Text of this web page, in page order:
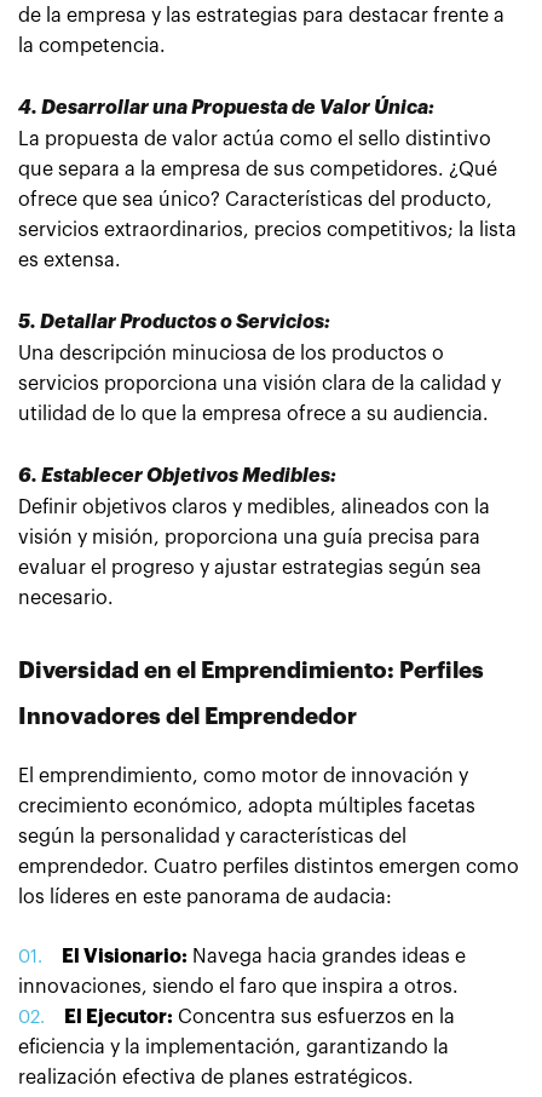
de la empresa y las estrategias para destacar frente a
la competencia.
4. Desarrollar una Propuesta de Valor Única:
La propuesta de valor actúa como el sello distintivo
que separa a la empresa de sus competidores. ¿Qué
ofrece que sea único? Características del producto,
servicios extraordinarios, precios competitivos; la lista
es extensa.
5. Detallar Productos o Servicios:
Una descripción minuciosa de los productos o
servicios proporciona una visión clara de la calidad y
utilidad de lo que la empresa ofrece a su audiencia.
6. Establecer Objetivos Medibles:
Definir objetivos claros y medibles, alineados con la
visión y misión, proporciona una guía precisa para
evaluar el progreso y ajustar estrategias según sea
necesario.
Diversidad en el Emprendimiento: Perfiles
Innovadores del Emprendedor
El emprendimiento, como motor de innovación y
crecimiento económico, adopta múltiples facetas
según la personalidad y características del
emprendedor. Cuatro perfiles distintos emergen como
los líderes en este panorama de audacia:
El Visionario: Navega hacia grandes ideas e
innovaciones, siendo el faro que inspira a otros.
El Ejecutor: Concentra sus esfuerzos en la
eficiencia y la implementación, garantizando la
realización efectiva de planes estratégicos.